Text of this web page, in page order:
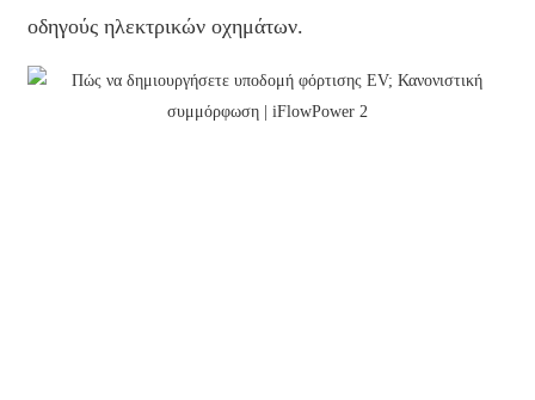
οδηγούς ηλεκτρικών οχημάτων.